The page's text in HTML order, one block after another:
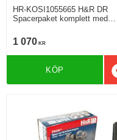
HR-KOSI1055665 H&R DR
Spacerpaket komplett med
Class W206 Tjocklek spacer
5mm
1 070 KR
KÖP